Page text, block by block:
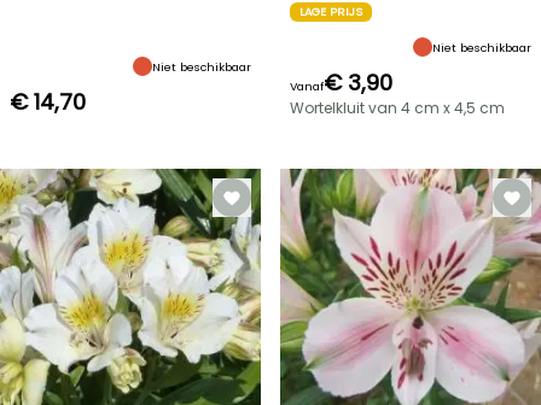
Niet beschikbaar
€ 14,70
LAGE PRIJS
Niet beschikbaar
Vanaf€ 3,90
Wortelkluit van 4 cm x 4,5 cm